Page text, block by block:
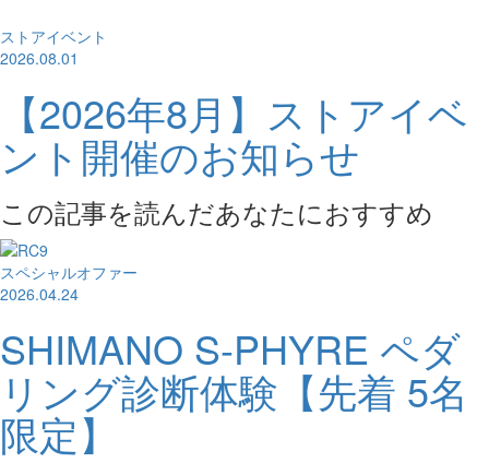
ストアイベント
2026.08.01
【2026年8月】ストアイベ
ント開催のお知らせ
この記事を読んだあなたにおすすめ
スペシャルオファー
2026.04.24
SHIMANO S-PHYRE ペダ
リング診断体験【先着 5名
限定】